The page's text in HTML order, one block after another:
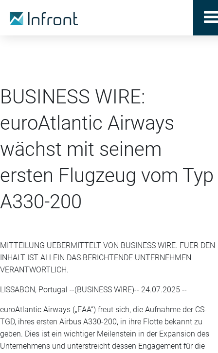
BUSINESS WIRE:
euroAtlantic Airways
wächst mit seinem
ersten Flugzeug vom Typ
A330-200
MITTEILUNG UEBERMITTELT VON BUSINESS WIRE. FUER DEN
INHALT IST ALLEIN DAS BERICHTENDE UNTERNEHMEN
VERANTWORTLICH.
LISSABON, Portugal --(BUSINESS WIRE)-- 24.07.2025 --
euroAtlantic Airways („EAA“) freut sich, die Aufnahme der CS-
TGD, ihres ersten Airbus A330-200, in ihre Flotte bekannt zu
geben. Dies ist ein wichtiger Meilenstein in der Expansion des
Unternehmens und unterstreicht dessen Engagement für die